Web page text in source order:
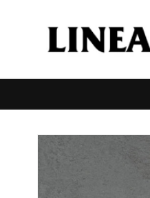
turinį
Pereiti prie
apie gaminį